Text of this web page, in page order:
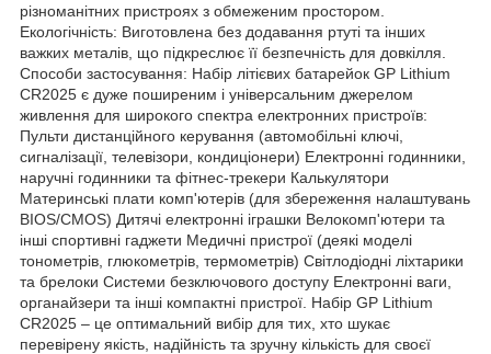
різноманітних пристроях з обмеженим простором.
Екологічність: Виготовлена без додавання ртуті та інших
важких металів, що підкреслює її безпечність для довкілля.
Способи застосування: Набір літієвих батарейок GP Lithium
CR2025 є дуже поширеним і універсальним джерелом
живлення для широкого спектра електронних пристроїв:
Пульти дистанційного керування (автомобільні ключі,
сигналізації, телевізори, кондиціонери) Електронні годинники,
наручні годинники та фітнес-трекери Калькулятори
Материнські плати комп'ютерів (для збереження налаштувань
BIOS/CMOS) Дитячі електронні іграшки Велокомп'ютери та
інші спортивні гаджети Медичні пристрої (деякі моделі
тонометрів, глюкометрів, термометрів) Світлодіодні ліхтарики
та брелоки Системи безключового доступу Електронні ваги,
органайзери та інші компактні пристрої. Набір GP Lithium
CR2025 – це оптимальний вибір для тих, хто шукає
перевірену якість, надійність та зручну кількість для своєї